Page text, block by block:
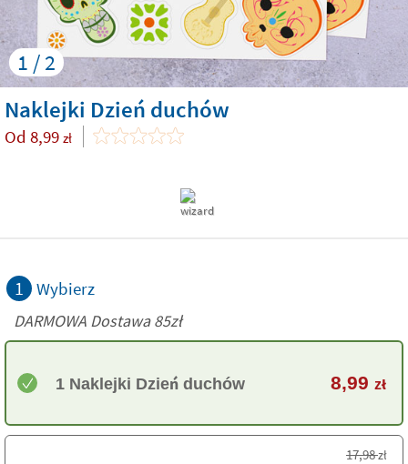
1 / 2
Naklejki Dzień duchów
Od 8,99 zł
1 Wybierz
DARMOWA Dostawa 85zł
1 Naklejki Dzień duchów 8,99 zł
17,98zł